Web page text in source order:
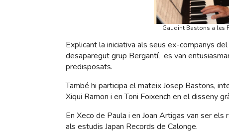
Gaudint Bastons a les
Explicant la iniciativa als seus ex-companys
desaparegut grup Bergantí, es van
predisposats.
També hi participa el mateix Josep Bastons,
Xiqui Ramon i en Toni Foixench en el disseny
En Xeco de Paula i en Joan Artigas van ser
als estudis Japan Records de Calonge.